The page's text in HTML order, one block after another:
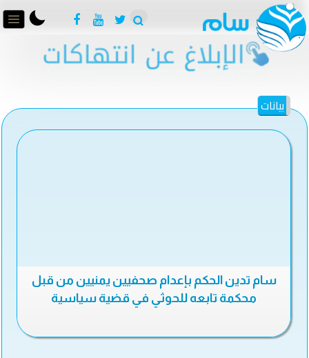
بيانات
سام تدين الحكم بإعدام صحفيين يمنيين من قبل
محكمة تابعه للحوثي في قضية سياسية